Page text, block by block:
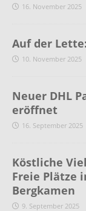
16. November 2025
Auf der
10. November 2025
Neuer DHL
eröffnet
16. September 2025
Köstliche
Freie Plätze
Bergkamen
9. September 2025